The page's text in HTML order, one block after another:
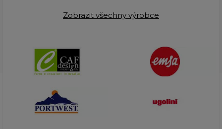
Zobrazit všechny výrobce